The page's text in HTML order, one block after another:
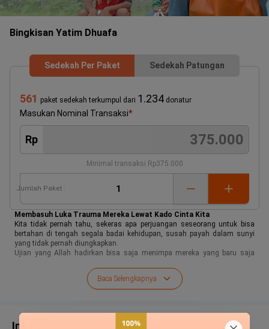
Bingkisan Yatim Dhuafa
Sedekah Per Paket Sedekah Patungan
561 paket sedekah terkumpul dari 1.234 donatur
Masukan Nominal Transaksi*
Rp
Minimal transaksi Rp375.000
Jumlah Paket :
Membasuh Luka Trauma Mereka Lewat Kado Cinta Kita
Kita tidak pernah tahu, sekeras apa perjuangan seseorang untuk bisa
bertahan di tengah segala badai kehidupan, susah payah dalam sunyi
yang tidak pernah diungkapkan.
Ujian yang Allah hadirkan bisa saja menimpa mereka yang baru saja
Seperti Nara Umairah salah satunya,
Baca Selengkapnya
Info Terbaru